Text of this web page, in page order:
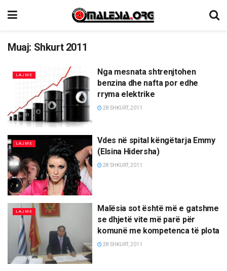
Muaj: Shkurt 2011
LAJME
Nga mesnata shtrenjtohen
benzina dhe nafta por edhe
rryma elektrike
28 SHKURT, 2011
LAJME
Vdes në spital këngëtarja Emmy
(Elsina Hidersha)
28 SHKURT, 2011
LAJME
Malësia sot është më e gatshme
se dhjetë vite më parë për
komunë me kompetenca të plota
28 SHKURT, 2011